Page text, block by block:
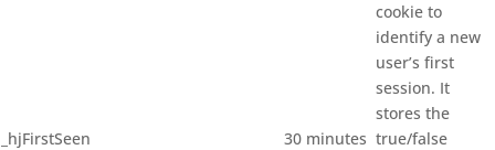
_hjFirstSeen 30 minutes
cookie to
identify a new
user’s first
session. It
stores the
true/false